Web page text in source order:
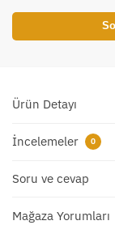
Ürün Detayı
İncelemeler 0
Soru ve cevap
Mağaza Yorumları